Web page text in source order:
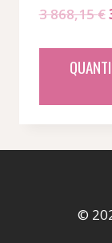
3 868,15€
©